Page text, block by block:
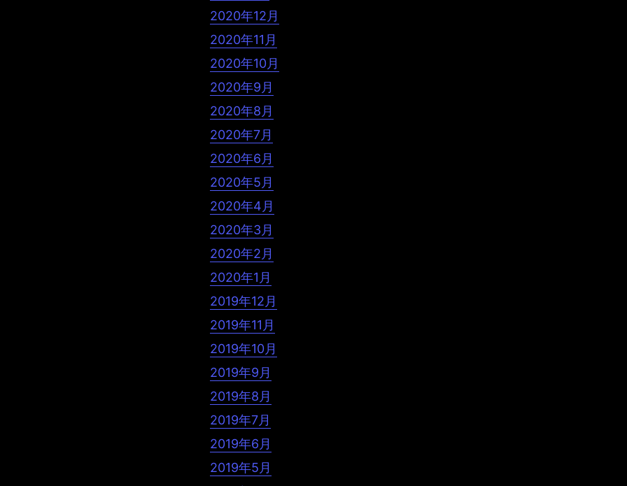
2020年12月
2020年11月
2020年10月
2020年9月
2020年8月
2020年7月
2020年6月
2020年5月
2020年4月
2020年3月
2020年2月
2020年1月
2019年12月
2019年11月
2019年10月
2019年9月
2019年8月
2019年7月
2019年6月
2019年5月